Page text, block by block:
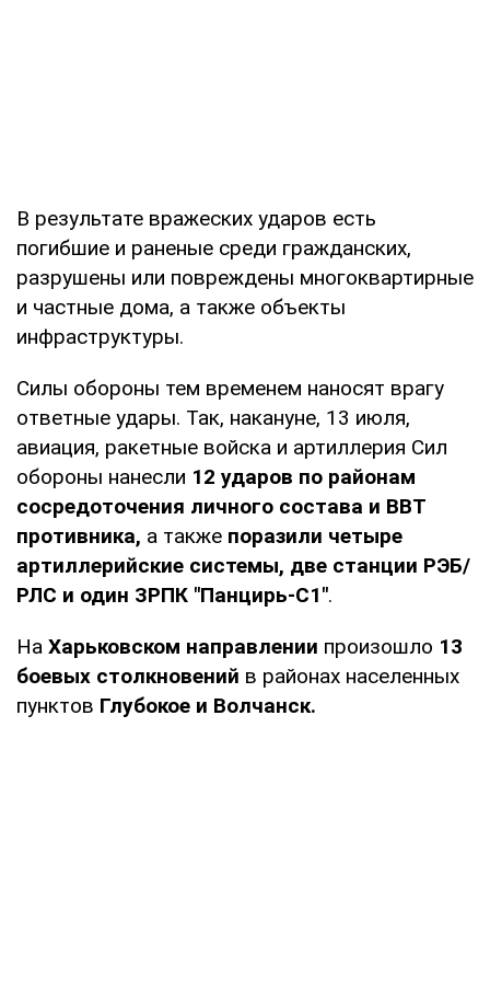
В результате вражеских ударов есть
погибшие и раненые среди гражданских,
разрушены или повреждены многоквартирные
и частные дома, а также объекты
инфраструктуры.
Силы обороны тем временем наносят врагу
ответные удары. Так, накануне, 13 июля,
авиация, ракетные войска и артиллерия Сил
обороны нанесли 12 ударов по районам
сосредоточения личного состава и ВВТ
противника, а также поразили четыре
артиллерийские системы, две станции РЭБ/
РЛС и один ЗРПК "Панцирь-С1".
На Харьковском направлении произошло 13
боевых столкновений в районах населенных
пунктов Глубокое и Волчанск.